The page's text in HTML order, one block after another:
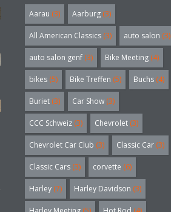
Aarau (3) Aarburg (3)
All American Classics (3) auto salon (3)
auto salon genf (3) Bike Meeting (4)
bikes (5) Bike Treffen (5) Buchs (4)
Buriet (3) Car Show (3)
CCC Schweiz (3) Chevrolet (3)
Chevrolet Car Club (3) Classic Car (3)
Classic Cars (3) corvette (6)
Harley (7) Harley Davidson (3)